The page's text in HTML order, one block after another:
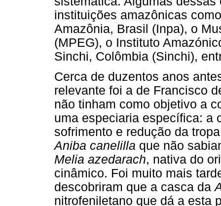
instituições amazônicas
Amazônia, Brasil (Inpa), o
(MPEG), o Instituto
Sinchi, Colômbia (Sinchi),
Cerca de duzentos anos
relevante foi a de Francisco
não tinham como objetivo a
uma especiaria específica: a
sofrimento e redução da
Aniba canelilla que não
Melia azedarach, nativa do
cinâmico. Foi muito mais
descobriram que a casca da
nitrofeniletano que dá a esta